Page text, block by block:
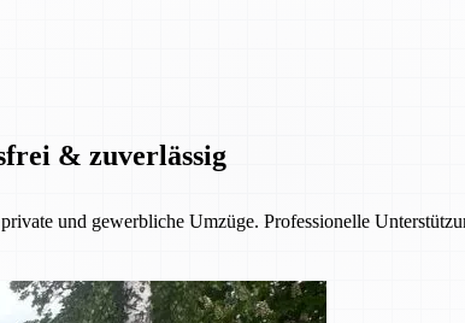
& zuverlässig
und gewerbliche Umzüge. Professionelle